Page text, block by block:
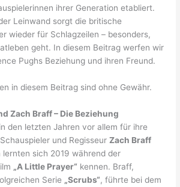
ihrer Generation etabliert.
Leinwand sorgt die britische
wieder für Schlagzeilen – besonders,
geht. In diesem Beitrag werfen wir
Pughs Beziehung und ihren Freund.
in diesem Beitrag sind ohne Gewähr.
Zach Braff – Die Beziehung
den letzten Jahren vor allem für ihre
und RegisseurZach Braff
lernten sich 2019 während der
„A Little Prayer“ kennen. Braff,
Serie „Scrubs“, führte bei dem